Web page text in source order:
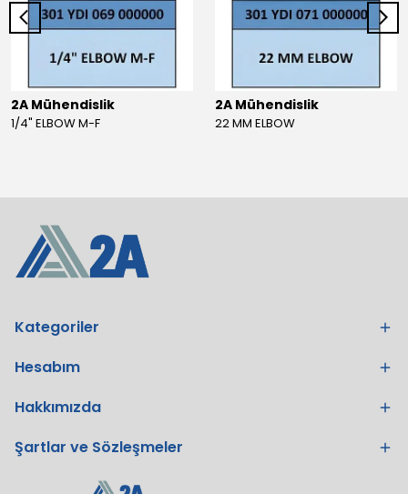
2A Mühendislik
1/4" ELBOW M-F
2A Mühendislik
22 MM ELBOW
Kategoriler
Hesabım
Hakkımızda
Şartlar ve Sözleşmeler